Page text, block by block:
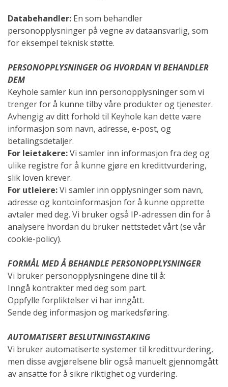
Databehandler: En som behandler
personopplysninger på vegne av dataansvarlig, som
for eksempel teknisk støtte.
PERSONOPPLYSNINGER OG HVORDAN VI BEHANDLER
DEM
Keyhole samler kun inn personopplysninger som vi
trenger for å kunne tilby våre produkter og tjenester.
Avhengig av ditt forhold til Keyhole kan dette være
informasjon som navn, adresse, e-post, og
betalingsdetaljer.
For leietakere:Vi samler inn informasjon fra deg og
ulike registre for å kunne gjøre en kredittvurdering,
slik loven krever.
For utleiere:Vi samler inn opplysninger som navn,
adresse og kontoinformasjon for å kunne opprette
avtaler med deg. Vi bruker også IP-adressen din for å
analysere hvordan du bruker nettstedet vårt (se vår
cookie-policy).
FORMÅL MED Å BEHANDLE PERSONOPPLYSNINGER
Vi bruker personopplysningene dine til å:
Inngå kontrakter med deg som part.
Oppfylle forpliktelser vi har inngått.
Sende deg informasjon og markedsføring.
AUTOMATISERT BESLUTNINGSTAKING
Vi bruker automatiserte systemer til kredittvurdering,
men disse avgjørelsene blir også manuelt gjennomgått
av ansatte for å sikre riktighet og vurdering.